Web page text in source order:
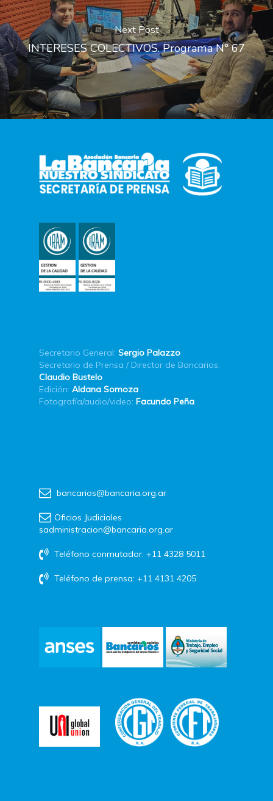
Next Post
INTERESES COLECTIVOS. Programa N° 67
Secretario General: Sergio Palazzo
Secretario de Prensa / Director de Bancarios:
Claudio Bustelo
Edición: Aldana Somoza
Fotografía/audio/video: Facundo Peña
bancarios@bancaria.org.ar
Oficios Judiciales
sadministracion@bancaria.org.ar
Teléfono conmutador: +11 4328 5011
Teléfono de prensa: +11 4131 4205